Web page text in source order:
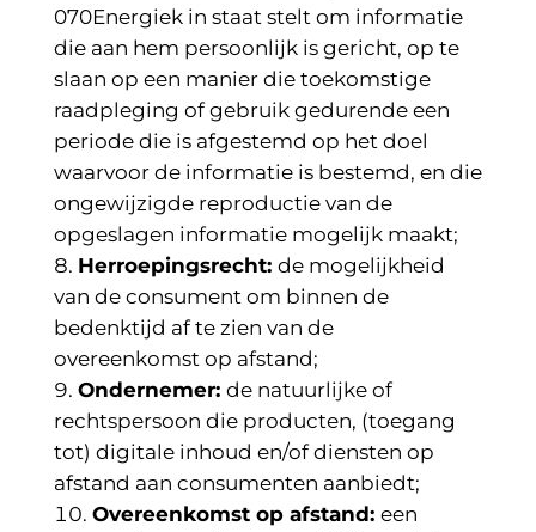
070Energiek in staat stelt om informatie
die aan hem persoonlijk is gericht, op te
slaan op een manier die toekomstige
raadpleging of gebruik gedurende een
periode die is afgestemd op het doel
waarvoor de informatie is bestemd, en die
ongewijzigde reproductie van de
opgeslagen informatie mogelijk maakt;
Herroepingsrecht: de mogelijkheid
van de consument om binnen de
bedenktijd af te zien van de
overeenkomst op afstand;
Ondernemer: de natuurlijke of
rechtspersoon die producten, (toegang
tot) digitale inhoud en/of diensten op
afstand aan consumenten aanbiedt;
Overeenkomst op afstand: een